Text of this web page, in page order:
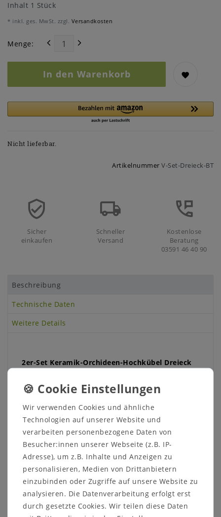
Inhalt 1 Stück
* inkl. ges. MwSt. zzgl. Versandkosten
Menge:
In den Warenkorb
Nicht lieferbar.
Artikelnummer V-Set-Dreieck-BT
Sicher
einkaufen
Schneller
Versand
Kostenlose
Beratung
03591 46 40 90
Beschreibung
Technische Daten
Weitere Details
2er-Set Keramik-Orchideen-Hochkübel Dreieck
funktional & handgefertigt aus dem Westerwald
mit dem exklusiven2er-Set Keramik-Hochkübel
„Dreieck“. Dieses Set besteht aus zwei
hochwertigen Keramik-Übertöpfen in eleganter
Matt-Optik und zwei transparenten Pflanztöpfen,
die perfekt darin platziert werden können. Ideal
für eine stilvolle, durchdachte und
pflanzenschonende Präsentation.
Produkt-Highlights:
2-teiliges Komplett-Set: Enthält zwei edle
Wir verwenden Cookies und ähnliche
Technologien auf unserer Website und
verarbeiten personenbezogene Daten von
Besucher:innen unserer Webseite (z.B. IP-
Adresse), um z.B. Inhalte und Anzeigen zu
personalisieren, Medien von Drittanbietern
einzubinden oder Zugriffe auf unsere Website zu
analysieren. Die Datenverarbeitung erfolgt erst
durch gesetzte Cookies. Wir teilen diese Daten